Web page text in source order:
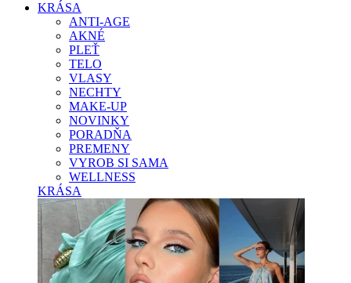
KRÁSA
ANTI-AGE
AKNÉ
PLEŤ
TELO
VLASY
NECHTY
MAKE-UP
NOVINKY
PORADŇA
PREMENY
VYROB SI SAMA
WELLNESS
KRÁSA